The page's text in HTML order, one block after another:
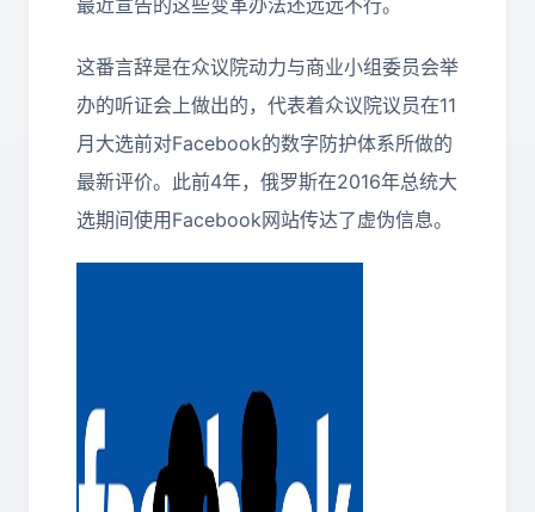
最近宣告的这些变革办法还远远不行。
这番言辞是在众议院动力与商业小组委员会举
办的听证会上做出的，代表着众议院议员在11
月大选前对Facebook的数字防护体系所做的
最新评价。此前4年，俄罗斯在2016年总统大
选期间使用Facebook网站传达了虚伪信息。